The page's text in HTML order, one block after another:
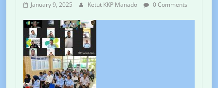
January 9, 2025 Ketut KKP Manado 0 Comments